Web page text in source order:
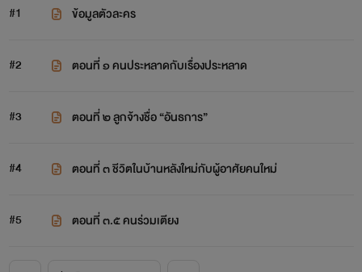
#1 ข้อมูลตัวละคร
#2 ตอนที่ ๑ คนประหลาดกับเรื่องประหลาด
#3 ตอนที่ ๒ ลูกจ้างชื่อ “อันธการ”
#4 ตอนที่ ๓ ชีวิตในบ้านหลังใหม่กับผู้อาศัยคนใหม่
#5 ตอนที่ ๓.๕ คนร่วมเตียง